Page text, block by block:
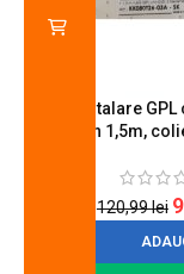
Kit instalare
furtun 1,5m,
120,99lei